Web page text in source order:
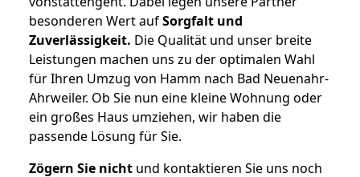
besonderen Wert aufSorgfalt und
Zuverlässigkeit. Die Qualität und unser breite
Leistungen machen uns zu der optimalen Wahl
für Ihren Umzug von Hamm nach Bad Neuenahr-
Ahrweiler. Ob Sie nun eine kleine Wohnung oder
ein großes Haus umziehen, wir haben die
passende Lösung für Sie.
Zögern Sie nicht und kontaktieren Sie uns noch